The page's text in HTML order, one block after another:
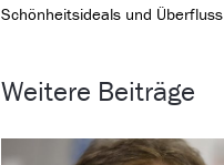
Schönheitsideals und
Weitere Beiträge